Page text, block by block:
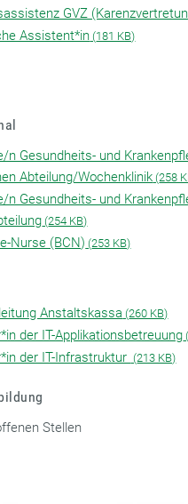
GVZ
Assistent*in (181 KB)
n Gesundheits- und
Abteilung/Wochenklinik (258
n Gesundheits- und
(254 KB)
Nurse (BCN) (253 KB)
Anstaltskassa (260 KB)
der IT-Applikationsbetreuung
der IT-Infrastruktur (213 KB)
Stellen